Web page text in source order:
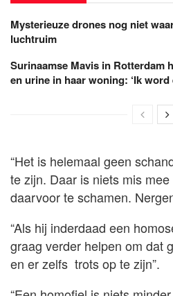
Mysterieuze drones nog niet
luchtruim
Surinaamse Mavis in Rotterdam
en urine in haar woning: ‘Ik word
“Het is helemaal geen
te zijn. Daar is niets mis
daarvoor te schamen.
“Als hij inderdaad een
graag verder helpen om dat
en er zelfs trots op te zijn”.